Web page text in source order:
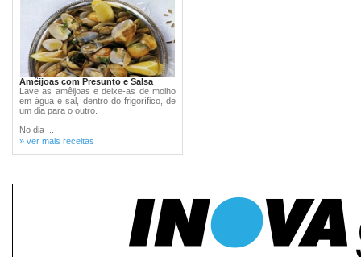
Amêijoas com Presunto e Salsa
Lave as amêijoas e deixe-as de molho
em água e sal, dentro do frigorífico, de
um dia para o outro.
No dia ...
» ver mais receitas